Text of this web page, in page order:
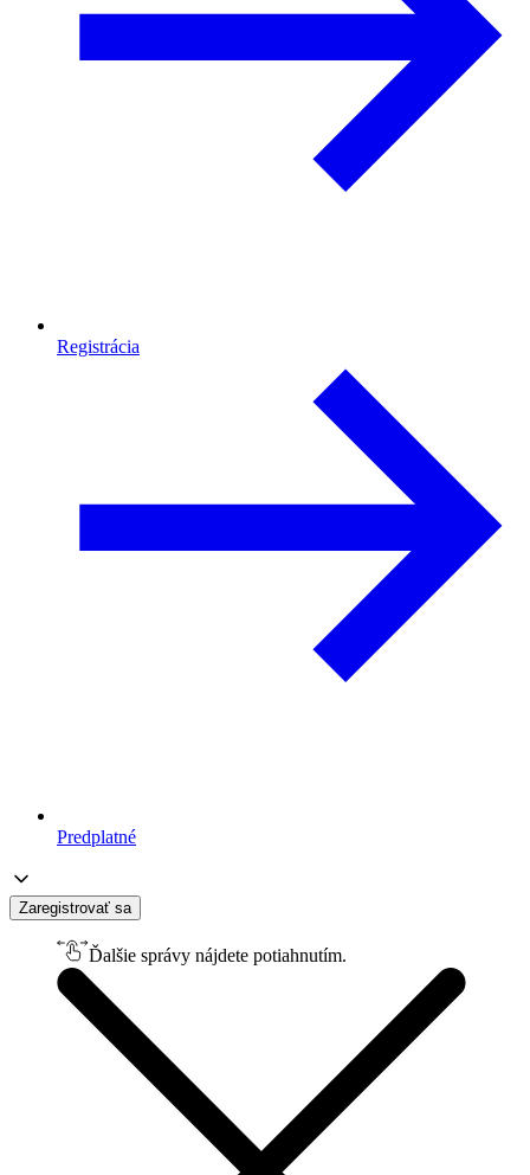
Registrácia
Predplatné
Zaregistrovať sa
Ďalšie správy nájdete potiahnutím.